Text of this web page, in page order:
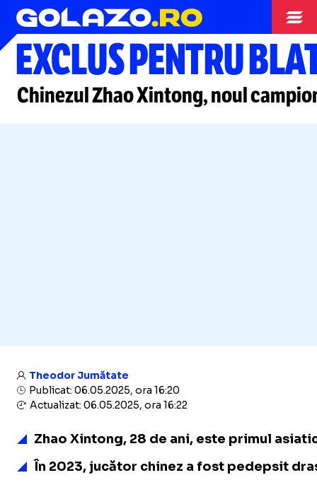
Snooker
EXCLUS PENTRU
Chinezul Zhao Xintong, noul
Theodor Jumătate
Publicat: 06.05.2025, ora 16:20
Actualizat: 06.05.2025, ora 16:22
Zhao Xintong, 28 de ani, este primul
În 2023, jucător chinez a fost pedepsit